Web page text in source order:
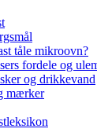
tåle mikroovn?
fordele og
og drikkevand
mærker